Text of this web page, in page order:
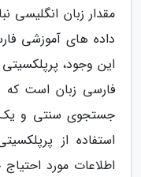
مقدار زبان
داده های آموزشی
این وجود، پرپلکسیتی
فارسی زبان است که
جستجوی سنتی و یک
استفاده از
اطلاعات مورد